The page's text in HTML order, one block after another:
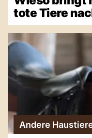
tote Tiere
Andere